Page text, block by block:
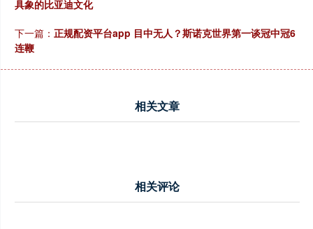
具象的比亚迪文化
下一篇： 正规配资平台app 目中无人？斯诺克世界第一谈冠中冠6
连鞭
相关文章
相关评论